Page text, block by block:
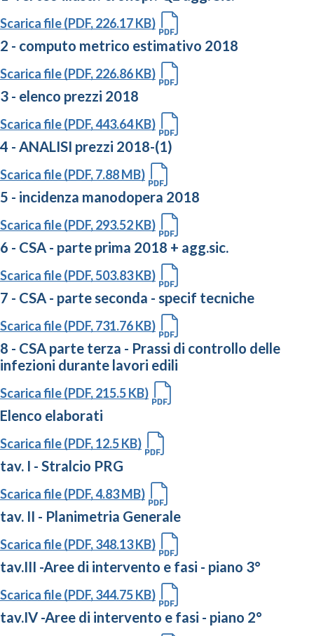
Scarica file (PDF, 226.17 KB)
2 - computo metrico estimativo 2018
Scarica file (PDF, 226.86 KB)
3 - elenco prezzi 2018
Scarica file (PDF, 443.64 KB)
4 - ANALISI prezzi 2018-(1)
Scarica file (PDF, 7.88 MB)
5 - incidenza manodopera 2018
Scarica file (PDF, 293.52 KB)
6 - CSA - parte prima 2018 + agg.sic.
Scarica file (PDF, 503.83 KB)
7 - CSA - parte seconda - specif tecniche
Scarica file (PDF, 731.76 KB)
8 - CSA parte terza - Prassi di controllo delle
infezioni durante lavori edili
Scarica file (PDF, 215.5 KB)
Elenco elaborati
Scarica file (PDF, 12.5 KB)
tav. I - Stralcio PRG
Scarica file (PDF, 4.83 MB)
tav. II - Planimetria Generale
Scarica file (PDF, 348.13 KB)
tav.III -Aree di intervento e fasi - piano 3°
Scarica file (PDF, 344.75 KB)
tav.IV -Aree di intervento e fasi - piano 2°